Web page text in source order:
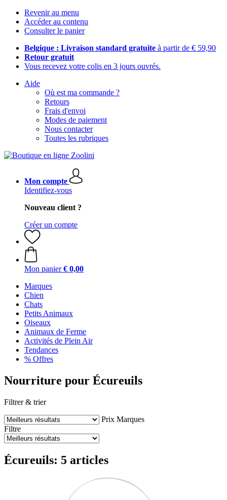
Revenir au menu
Accéder au contenu
Consulter le panier
Belgique : Livraison standard gratuite à partir de € 59,90
Retour gratuit
Vous recevez votre colis en 3 jours ouvrés.
Aide
Où est ma commande ?
Retours
Frais d'envoi
Modes de paiement
Nous contacter
Toutes les rubriques
Mon compte
Identifiez-vous
Nouveau client ?
Créer un compte
Mon panier € 0,00
Marques
Chien
Chats
Petits Animaux
Oiseaux
Animaux de Ferme
Activités de Plein Air
Tendances
% Offres
Nourriture pour Écureuils
Filtrer & trier
Prix Marques
Filtre
Écureuils: 5 articles